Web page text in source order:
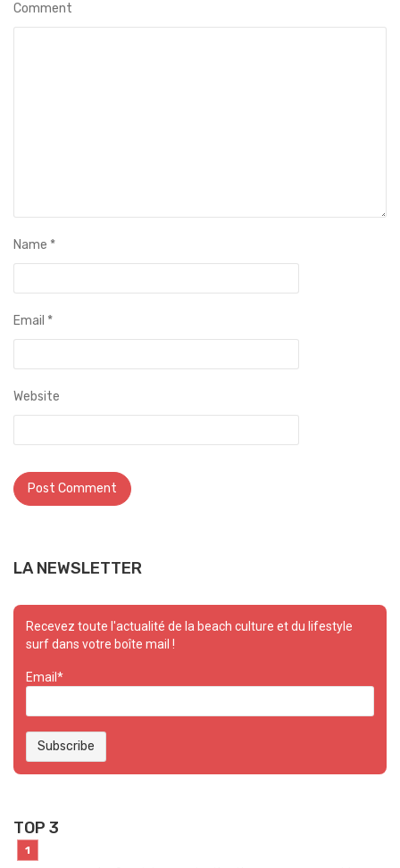
Comment
Name *
Email *
Website
LA NEWSLETTER
Recevez toute l'actualité de la beach culture et du lifestyle
surf dans votre boîte mail !
Email*
TOP 3